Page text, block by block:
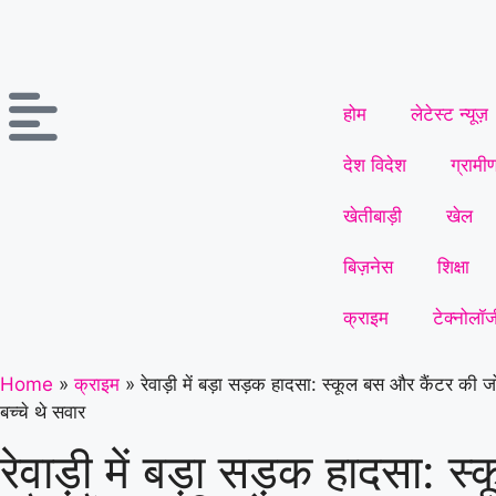
होम लेटेस्ट न्यूज़
देश विदेश
खेतीबाड़ी खेल
बिज़नेस शिक्षा
क्राइम
Home » क्राइम » रेवाड़ी में बड़ा सड़क हादसा: स्कूल बस और कैंटर की
बच्चे थे सवार
रेवाड़ी में बड़ा सड़क हादसा: